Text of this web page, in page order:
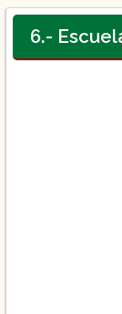
6.-